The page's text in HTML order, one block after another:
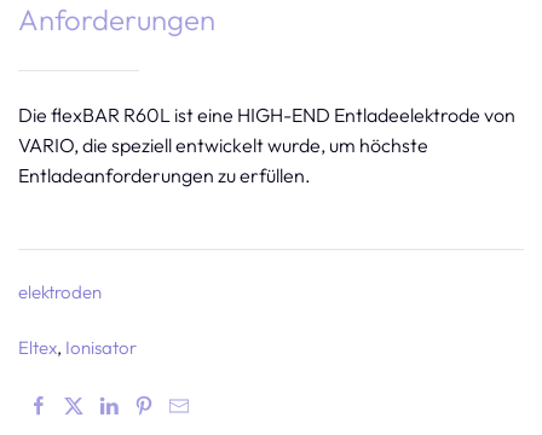
Anforderungen
Die flexBAR R60L ist eine HIGH-END Entladeelektrode von
VARIO, die speziell entwickelt wurde, um höchste
Entladeanforderungen zu erfüllen.
elektroden
Eltex Ionisator